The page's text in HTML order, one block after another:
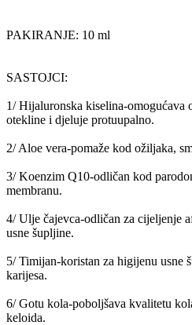
PAKIRANJE: 10 ml
SASTOJCI:
1/ Hijaluronska kiselina-omogućava
otekline i djeluje protuupalno.
2/ Aloe vera-pomaže kod ožiljaka,
3/ Koenzim Q10-odličan kod
membranu.
4/ Ulje čajevca-odličan za cijeljenje
usne šupljine.
5/ Timijan-koristan za higijenu usne
karijesa.
6/ Gotu kola-poboljšava kvalitetu
keloida.